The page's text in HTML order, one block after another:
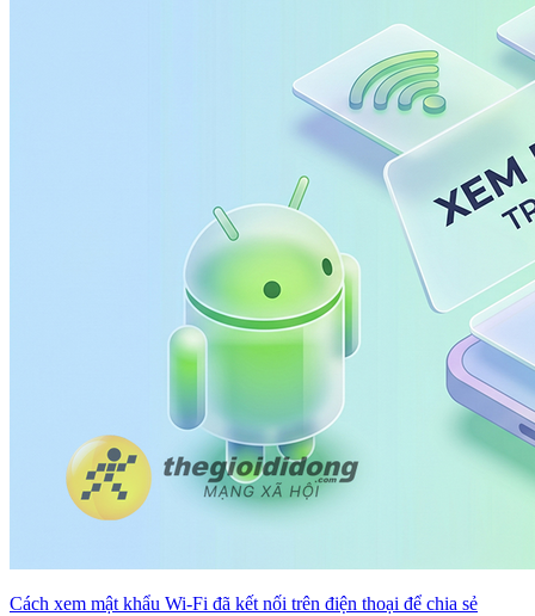
Cách xem mật khẩu Wi-Fi đã kết nối trên điện thoại để chia sẻ